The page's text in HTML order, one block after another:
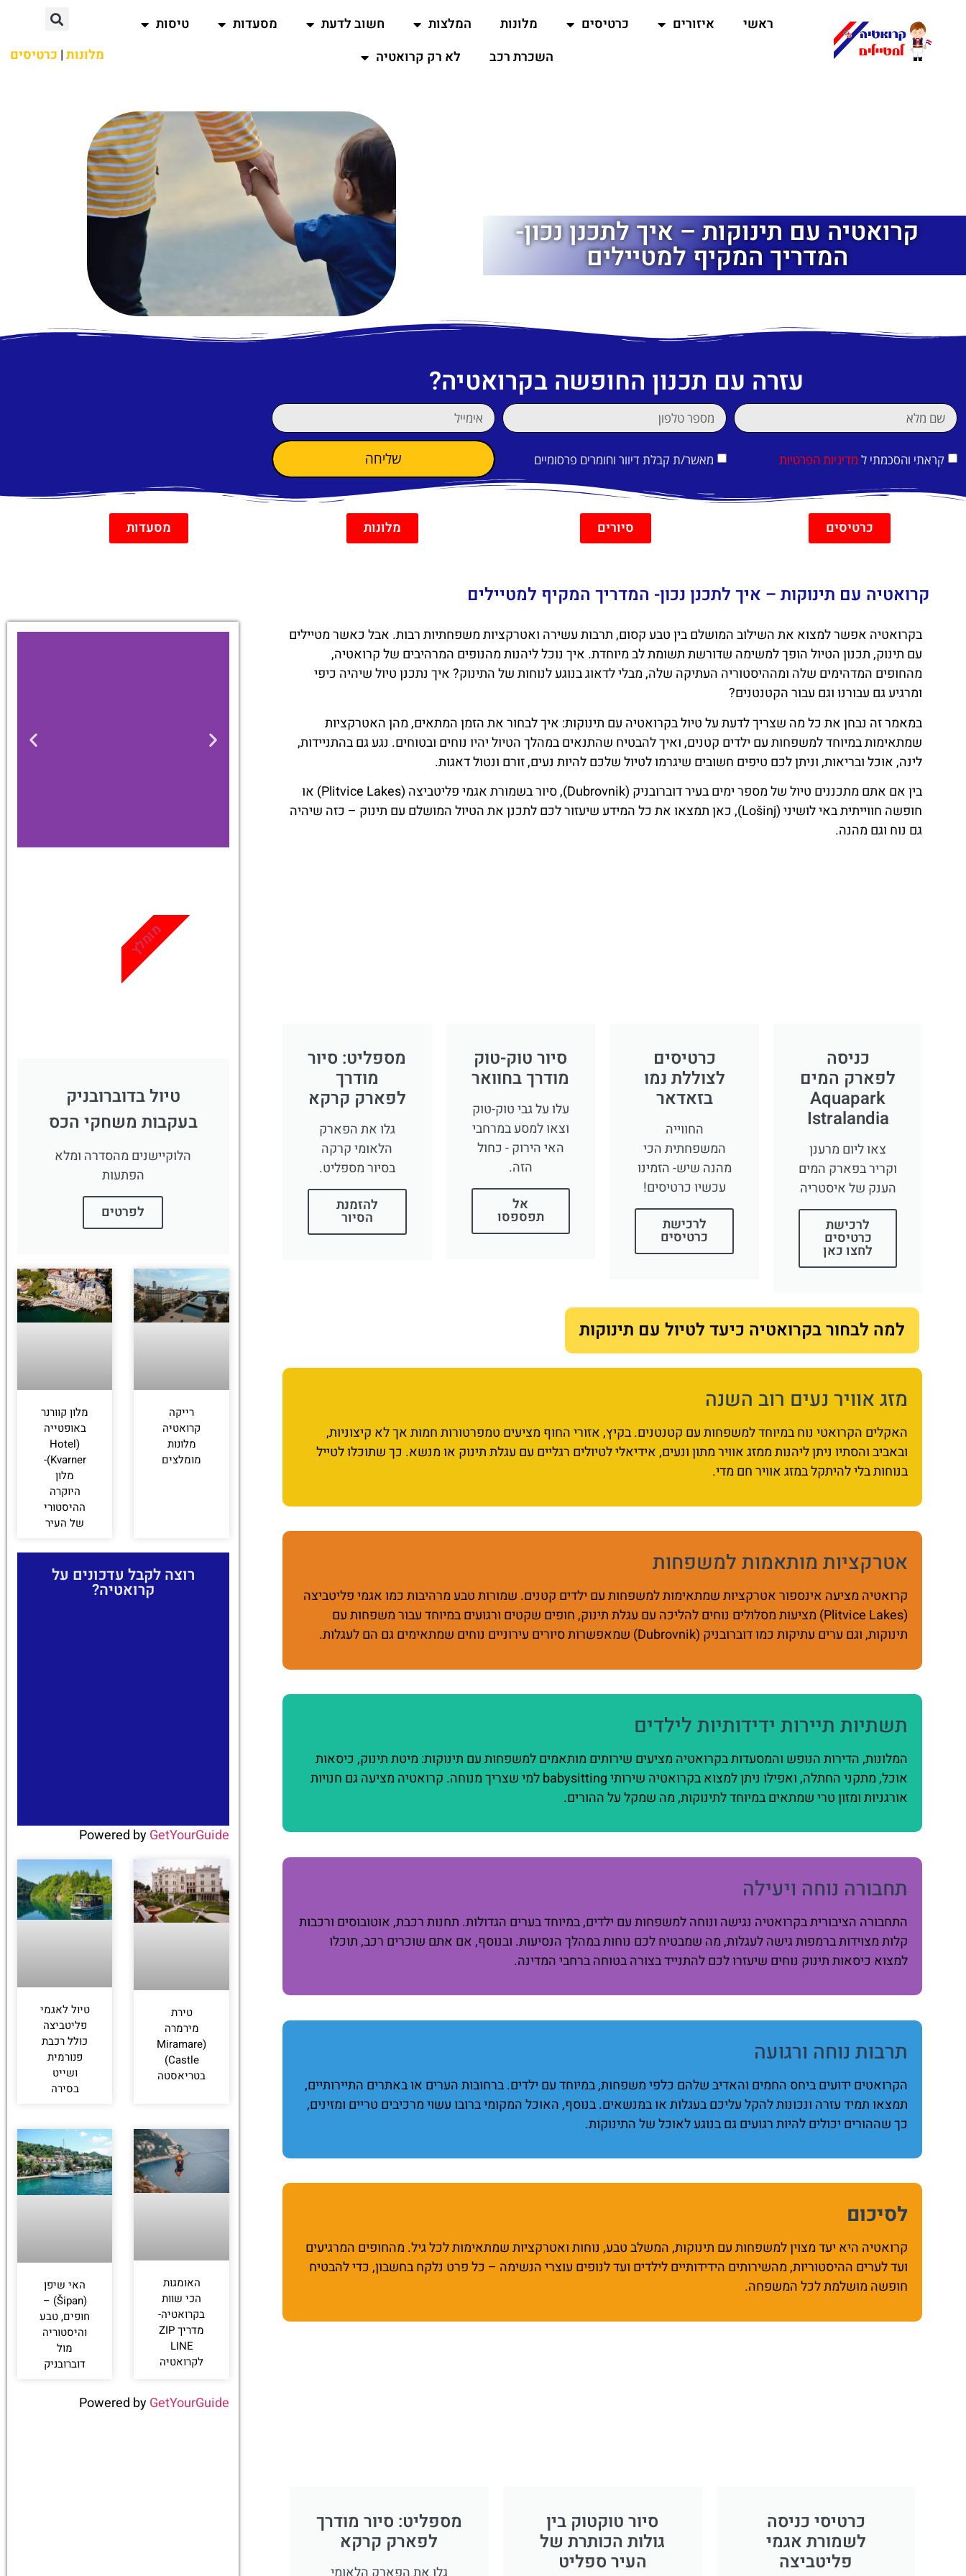
ראשי איזורים כרטיסים מלונות המלצות חשוב לדעת מסעדות
טיסות
השכרת רכב
לא רק קרואטיה מלונות| כרטיסים
קרואטיה עם תינוקות – איך לתכנן נכון-
המדריך המקיף למטיילים
עזרה עם תכנון החופשה בקרואטיה?
קראתי והסכמתי ל מדיניות הפרטיות מאשר/ת קבלת דיוור וחומרים פרסומיים שליחה
כרטיסים סיורים מלונות מסעדות
קרואטיה עם תינוקות – איך לתכנן נכון- המדריך המקיף למטיילים
בקרואטיה אפשר למצוא את השילוב המושלם בין טבע קסום, תרבות עשירה ואטרקציות משפחתיות רבות. אבל כאשר מטיילים
עם תינוק, תכנון הטיול הופך למשימה שדורשת תשומת לב מיוחדת. איך נוכל ליהנות מהנופים המרהיבים של קרואטיה,
מהחופים המדהימים שלה ומההיסטוריה העתיקה שלה, מבלי לדאוג בנוגע לנוחות של התינוק? איך נתכנן טיול שיהיה כיפי
ומרגיע גם עבורנו וגם עבור הקטנטנים?
במאמר זה נבחן את כל מה שצריך לדעת על טיול בקרואטיה עם תינוקות: איך לבחור את הזמן המתאים, מהן האטרקציות
שמתאימות במיוחד למשפחות עם ילדים קטנים, ואיך להבטיח שהתנאים במהלך הטיול יהיו נוחים ובטוחים. נגע גם בהתניידות,
לינה, אוכל ובריאות, וניתן לכם טיפים חשובים שיגרמו לטיול שלכם להיות נעים, זורם ונטול דאגות.
בין אם אתם מתכננים טיול של מספר ימים בעיר דוברובניק (Dubrovnik), סיור בשמורת אגמי פליטביצה (Plitvice Lakes) או
חופשה חווייתית באי לושיני (Lošinj), כאן תמצאו את כל המידע שיעזור לכם לתכנן את הטיול המושלם עם תינוק – כזה שיהיה
גם נוח וגם מהנה.
כניסה
לפארק המים
Aquapark
Istralandia
צאו ליום מרענן
וקריר בפארק המים
הענק של איסטריה
לרכישת
כרטיסים
לחצו כאן
כרטיסים
לצוללת נמו
בזאדאר
החווייה
המשפחתית הכי
מהנה שיש- הזמינו
עכשיו כרטיסים!
לרכישת
כרטיסים
סיור טוק-טוק
מודרך בחוואר
עלו על גבי טוק-טוק
וצאו למסע במרחבי
האי הירוק - כחול
הזה.
אל
תפספסו
מספליט: סיור
מודרך
לפארק קרקא
גלו את הפארק
הלאומי קרקה
בסיור מספליט.
להזמנת
הסיור
למה לבחור בקרואטיה כיעד לטיול עם תינוקות
מזג אוויר נעים רוב השנה
האקלים הקרואטי נוח במיוחד למשפחות עם קטנטנים. בקיץ, אזורי החוף מציעים טמפרטורות חמות אך לא קיצוניות,
ובאביב והסתיו ניתן ליהנות ממזג אוויר מתון ונעים, אידיאלי לטיולים רגליים עם עגלת תינוק או מנשא. כך שתוכלו לטייל
בנוחות בלי להיתקל במזג אוויר חם מדי.
אטרקציות מותאמות למשפחות
קרואטיה מציעה אינספור אטרקציות שמתאימות למשפחות עם ילדים קטנים. שמורות טבע מרהיבות כמו אגמי פליטביצה
(Plitvice Lakes) מציעות מסלולים נוחים להליכה עם עגלת תינוק, חופים שקטים ורגועים במיוחד עבור משפחות עם
תינוקות, וגם ערים עתיקות כמו דוברובניק (Dubrovnik) שמאפשרות סיורים עירוניים נוחים שמתאימים גם הם לעגלות.
תשתיות תיירות ידידותיות לילדים
המלונות, הדירות הנופש והמסעדות בקרואטיה מציעים שירותים מותאמים למשפחות עם תינוקות: מיטת תינוק, כיסאות
אוכל, מתקני החתלה, ואפילו ניתן למצוא בקרואטיה שירותי babysitting למי שצריך מנוחה. קרואטיה מציעה גם חנויות
אורגניות ומזון טרי שמתאים במיוחד לתינוקות, מה שמקל על ההורים.
תחבורה נוחה ויעילה
התחבורה הציבורית בקרואטיה נגישה ונוחה למשפחות עם ילדים, במיוחד בערים הגדולות. תחנות רכבת, אוטובוסים ורכבות
קלות מצוידות ברמפות גישה לעגלות, מה שמבטיח לכם נוחות במהלך הנסיעות. ובנוסף, אם אתם שוכרים רכב, תוכלו
למצוא כיסאות תינוק נוחים שיעזרו לכם להתנייד בצורה בטוחה ברחבי המדינה.
תרבות נוחה ורגועה
הקרואטים ידועים ביחס החמים והאדיב שלהם כלפי משפחות, במיוחד עם ילדים. ברחובות הערים או באתרים התיירותיים,
תמצאו תמיד עזרה ונכונות להקל עליכם בעגלות או במנשאים. בנוסף, האוכל המקומי ברובו עשוי מרכיבים טריים ומזינים,
כך שההורים יכולים להיות רגועים גם בנוגע לאוכל של התינוקות.
לסיכום
קרואטיה היא יעד מצוין למשפחות עם תינוקות, המשלב טבע, נוחות ואטרקציות שמתאימות לכל גיל. מהחופים המרגיעים
ועד לערים ההיסטוריות, מהשירותים הידידותיים לילדים ועד לנופים עוצרי הנשימה – כל פרט נלקח בחשבון, כדי להבטיח
חופשה מושלמת לכל המשפחה.
כרטיסי כניסה
לשמורת אגמי
פליטביצה
סיור טוקטוק בין
גולות הכותרת של
העיר ספליט
מספליט: סיור מודרך
לפארק קרקא
מגוון פעילויות
ואטרקציות
שאסור לפספס
לחצו פה!
טיול בדוברובניק
בעקבות משחקי הכס
הלוקיישנים מהסדרה ומלא
הפתעות
לפרטים
מומלץ
רייקה
קרואטיה
מלונות
מומלצים
מלון קוורנר
באופטייה
(Hotel
Kvarner)-
מלון
היוקרה
ההיסטורי
של העיר
רוצה לקבל עדכונים על
קרואטיה?
Powered byGetYourGuide
טירת
מירמרה
(Miramare
Castle)
בטריאסטה
טיול לאגמי
פליטביצה
כולל רכבת
פנורמית
ושייט
בסירה
האומגות
הכי שוות
בקרואטיה-
מדריך ZIP
LINE
לקרואטיה
האי שיפן
(Šipan) –
חופים, טבע
והיסטוריה
מול
דוברובניק
Powered byGetYourGuide